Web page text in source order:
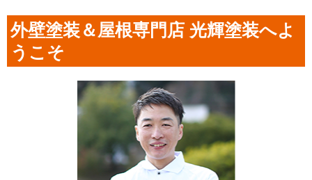
外壁塗装＆屋根専門店 光輝塗装へよ
うこそ